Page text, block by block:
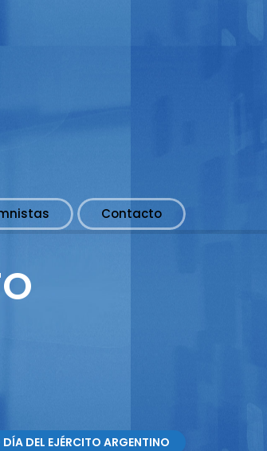
Contacto
DEL EJÉRCITO ARGENTINO